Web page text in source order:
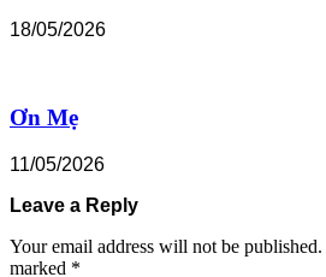
18/05/2026
Ơn Mẹ
11/05/2026
Leave a Reply
Your email address will not be published.
marked *